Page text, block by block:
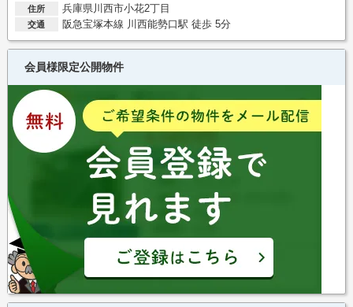
住所 兵庫県川西市小花2丁目
交通 阪急宝塚本線 川西能勢口駅 徒歩 5分
会員様限定公開物件